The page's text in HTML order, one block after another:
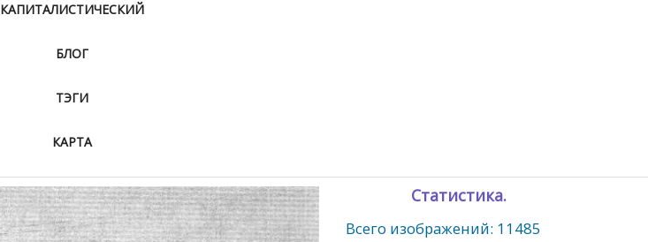
КАПИТАЛИСТИЧЕСКИЙ
БЛОГ
ТЭГИ
КАРТА
Статистика.
Всего изображений: 11485